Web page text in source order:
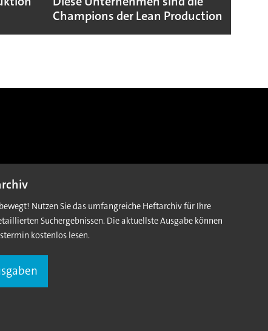
Champions der Lean Production
Nutzen Sie das umfangreiche Heftarchiv für Ihre
Suchergebnissen. Die aktuellste Ausgabe können
kostenlos lesen.